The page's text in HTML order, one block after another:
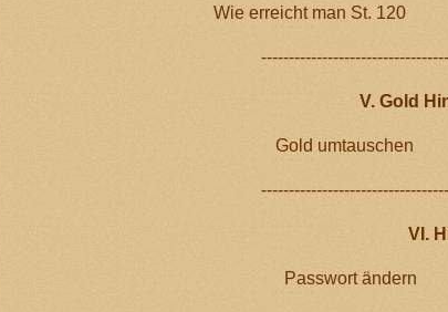
Wie erreicht man St. 120
V. Gold
Gold umtauschen
VI.
Passwort ändern